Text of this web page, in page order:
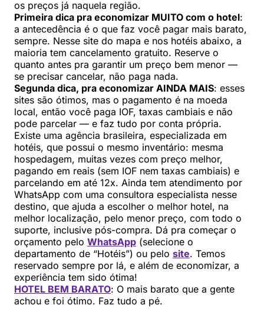
os preços já naquela região.
Primeira dica pra economizar MUITO com o hotel:
a antecedência é o que faz você pagar mais barato,
sempre. Nesse site do mapa e nos hotéis abaixo, a
maioria tem cancelamento gratuito. Reserve o
quanto antes pra garantir um preço bem menor —
se precisar cancelar, não paga nada.
Segunda dica, pra economizar AINDA MAIS: esses
sites são ótimos, mas o pagamento é na moeda
local, então você paga IOF, taxas cambiais e não
pode parcelar — e faz tudo por conta própria.
Existe uma agência brasileira, especializada em
hotéis, que possui o mesmo inventário: mesma
hospedagem, muitas vezes com preço melhor,
pagando em reais (sem IOF nem taxas cambiais) e
parcelando em até 12x. Ainda tem atendimento por
WhatsApp com uma consultora especialista nesse
destino, que ajuda a escolher o melhor hotel, na
melhor localização, pelo menor preço, com todo o
suporte, inclusive pós-compra. Dá pra começar o
orçamento pelo WhatsApp (selecione o
departamento de “Hotéis”) ou pelo site. Temos
reservado sempre por lá, e além de economizar, a
experiência tem sido ótima!
HOTEL BEM BARATO: O mais barato que a gente
achou e foi ótimo. Faz tudo a pé.